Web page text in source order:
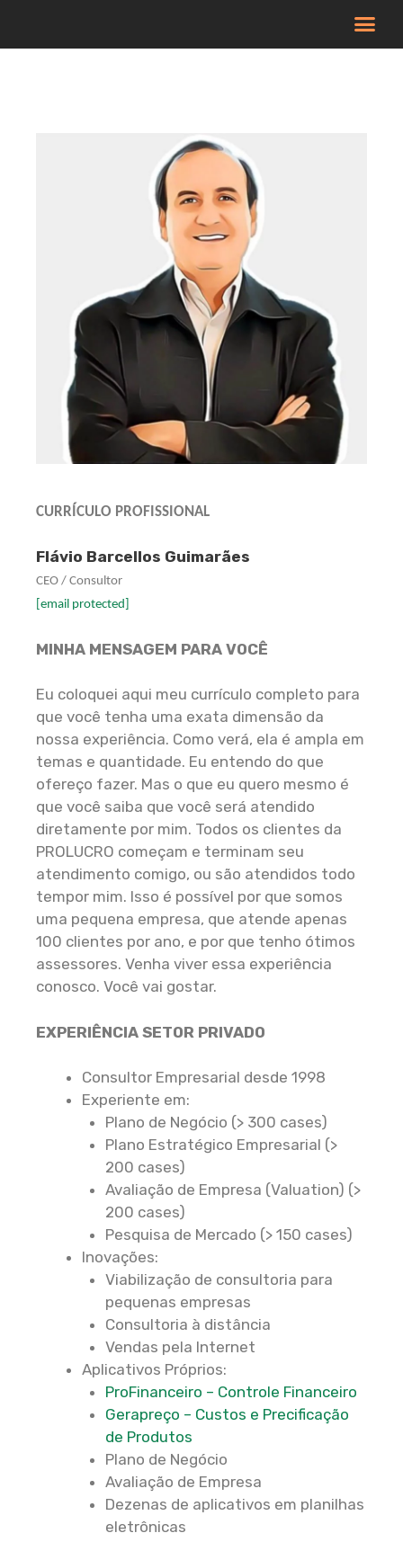
CURRÍCULO PROFISSIONAL
Flávio Barcellos Guimarães
CEO / Consultor
[email protected]
MINHA MENSAGEM PARA VOCÊ
Eu coloquei aqui meu currículo completo para
que você tenha uma exata dimensão da
nossa experiência. Como verá, ela é ampla em
temas e quantidade. Eu entendo do que
ofereço fazer. Mas o que eu quero mesmo é
que você saiba que você será atendido
diretamente por mim. Todos os clientes da
PROLUCRO começam e terminam seu
atendimento comigo, ou são atendidos todo
tempor mim. Isso é possível por que somos
uma pequena empresa, que atende apenas
100 clientes por ano, e por que tenho ótimos
assessores. Venha viver essa experiência
conosco. Você vai gostar.
EXPERIÊNCIA SETOR PRIVADO
Consultor Empresarial desde 1998
Experiente em:
Plano de Negócio (> 300 cases)
Plano Estratégico Empresarial (>
200 cases)
Avaliação de Empresa (Valuation) (>
200 cases)
Pesquisa de Mercado (> 150 cases)
Inovações:
Viabilização de consultoria para
pequenas empresas
Consultoria à distância
Vendas pela Internet
Aplicativos Próprios:
ProFinanceiro – Controle Financeiro
Gerapreço – Custos e Precificação
de Produtos
Plano de Negócio
Avaliação de Empresa
Dezenas de aplicativos em planilhas
eletrônicas